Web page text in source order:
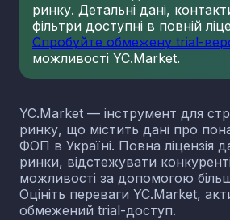
ринку. Детальні дані,
фільтри доступні в повній
Спробуйте обмежену trial-
можливості YC.Market.
YC.Market — інструмент для
ринку, що містить дані про
ФОП в Україні. Повна ліцензія
ринки, відстежувати
можливості за допомогою
Оцініть переваги YC.Market,
обмежений trial-доступ.
23.13 Виробництво
23.14 Виробництво скловолокна
23.19 Виробництво й
23.31 Виробництво керамічних
23.32 Виробництво цегли,
виробів із випаленої
23.41
Виробництво
керамічних виробів
23.42
Виробництво керамічних